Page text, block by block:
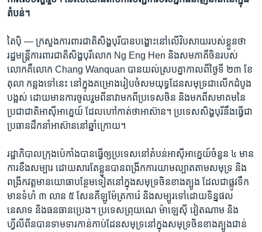
តំបន់។
តៃប៉ិ — ក្រសួង​ការពារ​ជាតិ​សិង្ហបុរី​បាន​បង្ហោះ​នៅ​លើ​វិបសាយ​របស់​ខ្លួន​ថា
រដ្ឋមន្ត្រី​ការពារ​ជាតិ​សិង្ហបុរី​លោក Ng Eng Hen និង​សមភាគី​ចិន​របស់​
លោក​គឺ​លោក Chang Wanquan បាន​យល់​ស្រប​គ្នា​កាល​ពី​ថ្ងៃទី ២៣ ខែ
តុលា កន្លង​ទៅ​នេះ នៅ​ក្នុង​គម្រោង​រៀបចំ​សមយុទ្ធ​ដែន​សមុទ្រ​ជា​លើក​ដំបូង​
បង្អស់ ដោយ​មាន​ការ​ចូលរួម​ពី​នាវា​មក​ពី​ប្រទេស​ចិន និង​មក​ពី​សមាគម​នៃ​
ប្រជាជាតិ​អាស៊ីអាគ្នេយ៍ ដែល​ហៅ​កាត់​ថា​អាស៊ាន។ ប្រទេស​សិង្ហបុរី​នឹង​ធ្វើ​ជា​
ប្រធាន​ដឹកនាំ​អាស៊ាន​នៅ​ឆ្នាំ​ក្រោយ។
រដ្ឋាភិបាល​ក្រុង​ប៉េកាំង​បាន​ធ្វើ​ឲ្យ​ប្រទេស​នៅ​តំបន់​អាស៊ី​អាគ្នេយ៍​ចំនួន ៤ មាន​
ការ​ខឹងសម្បារ ដោយសារតែ​ខ្លួន​បាន​ពង្រីក​ការ​យាម​ល្បាត​តាម​សមុទ្រ និង​
ពង្រីក​វត្តមាន​យោធា​បន្ថែម​ទៀត​នៅ​ក្នុង​សមុទ្រ​ចិន​ខាង​ត្បូង ដែល​ជា​ផ្លូវ​ទឹក​
មាន​ទំហំ ៣ លាន ៥ សែន​គីឡូម៉ែត្រ​ការ៉េ និង​សម្បូរ​ទៅ​ដោយ​ទិន្នផល​
នេសាទ និង​ធនធាន​ប្រេង។ ប្រទេស​ព្រុយណេ ម៉ាឡេស៊ី វៀតណាម និង​
ហ្វីលីពីន​បាន​ទាមទារ​កាន់កាប់​ដែន​សមុទ្រ​នៅ​ក្នុង​សមុទ្រ​ចិន​ខាង​ត្បូង​ជាន់​